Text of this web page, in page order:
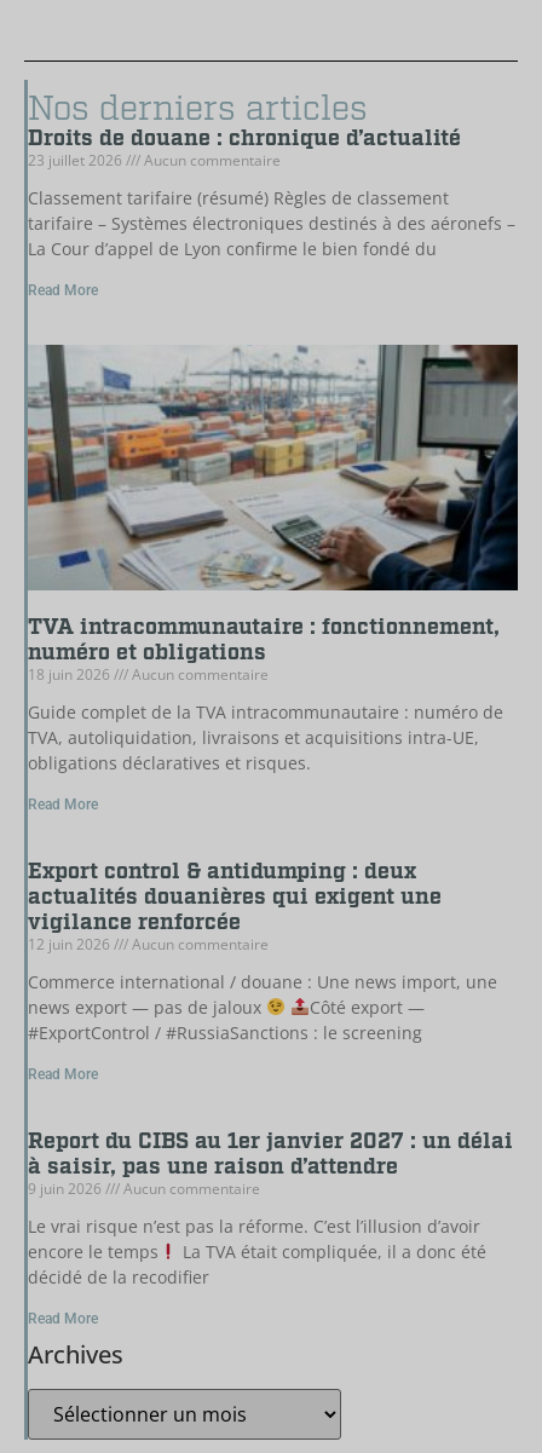
Nos derniers articles
Droits de douane : chronique d’actualité
23 juillet 2026 Aucun commentaire
Classement tarifaire (résumé) Règles de classement
tarifaire – Systèmes électroniques destinés à des aéronefs –
La Cour d’appel de Lyon confirme le bien fondé du
Read More
TVA intracommunautaire : fonctionnement,
numéro et obligations
18 juin 2026 Aucun commentaire
Guide complet de la TVA intracommunautaire : numéro de
TVA, autoliquidation, livraisons et acquisitions intra-UE,
obligations déclaratives et risques.
Read More
Export control & antidumping : deux
actualités douanières qui exigent une
vigilance renforcée
12 juin 2026 Aucun commentaire
Commerce international / douane : Une news import, une
news export — pas de jaloux
Côté export —
#ExportControl / #RussiaSanctions : le screening
Read More
Report du CIBS au 1er janvier 2027 : un délai
à saisir, pas une raison d’attendre
9 juin 2026 Aucun commentaire
Le vrai risque n’est pas la réforme. C’est l’illusion d’avoir
encore le temps
La TVA était compliquée, il a donc été
décidé de la recodifier
Read More
Archives